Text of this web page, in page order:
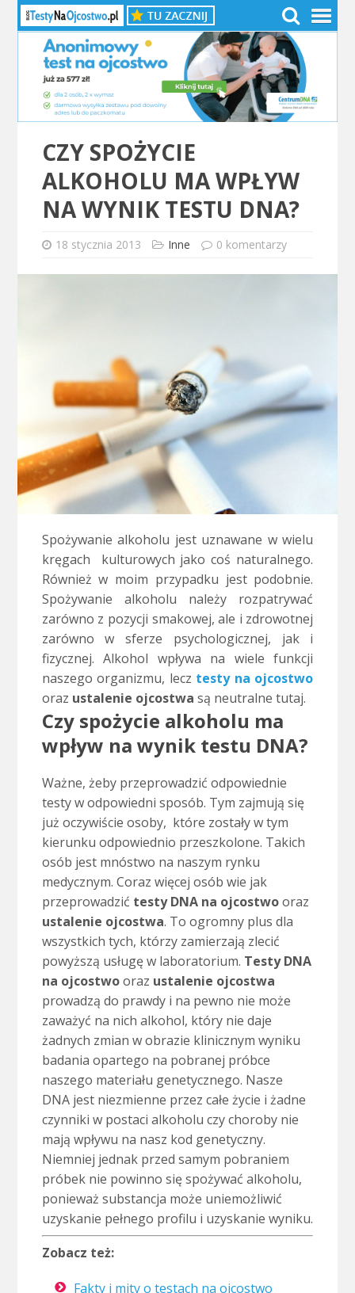
CZY SPOŻYCIE
ALKOHOLU MA WPŁYW
NA WYNIK TESTU DNA?
18 stycznia 2013 Inne 0 komentarzy
Spożywanie alkoholu jest uznawane w wielu
kręgach kulturowych jako coś naturalnego.
Również w moim przypadku jest podobnie.
Spożywanie alkoholu należy rozpatrywać
zarówno z pozycji smakowej, ale i zdrowotnej
zarówno w sferze psychologicznej, jak i
fizycznej. Alkohol wpływa na wiele funkcji
naszego organizmu, lecz testy na ojcostwo
oraz ustalenie ojcostwa są neutralne tutaj.
Czy spożycie alkoholu ma
wpływ na wynik testu DNA?
Ważne, żeby przeprowadzić odpowiednie
testy w odpowiedni sposób. Tym zajmują się
już oczywiście osoby, które zostały w tym
kierunku odpowiednio przeszkolone. Takich
osób jest mnóstwo na naszym rynku
medycznym. Coraz więcej osób wie jak
przeprowadzić testy DNA na ojcostwooraz
ustalenie ojcostwa. To ogromny plus dla
wszystkich tych, którzy zamierzają zlecić
powyższą usługę w laboratorium. Testy DNA
na ojcostwooraz ustalenie ojcostwa
prowadzą do prawdy i na pewno nie może
zaważyć na nich alkohol, który nie daje
żadnych zmian w obrazie klinicznym wyniku
badania opartego na pobranej próbce
naszego materiału genetycznego. Nasze
DNA jest niezmienne przez całe życie i żadne
czynniki w postaci alkoholu czy choroby nie
mają wpływu na nasz kod genetyczny.
Niemniej jednak przed samym pobraniem
próbek nie powinno się spożywać alkoholu,
ponieważ substancja może uniemożliwić
uzyskanie pełnego profilu i uzyskanie wyniku.
Zobacz też:
Fakty i mity o testach na ojcostwo